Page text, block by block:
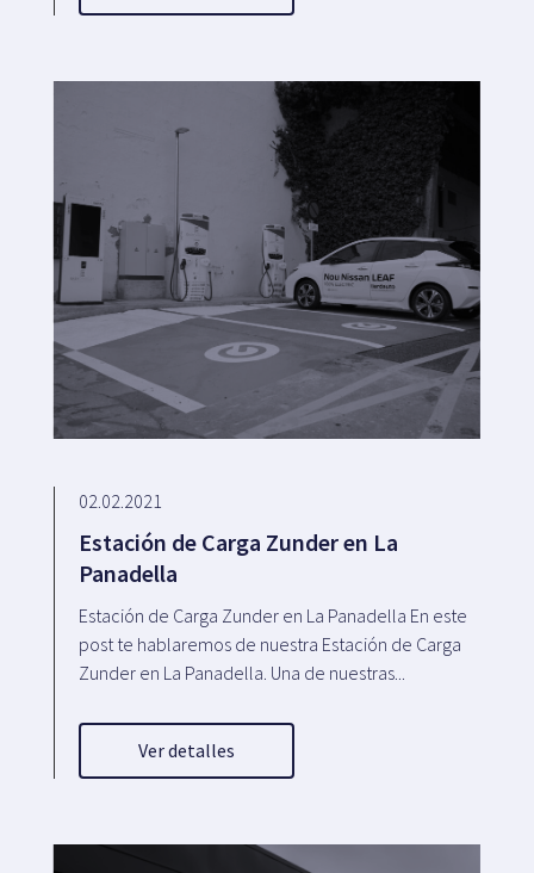
02.02.2021
Estación de Carga Zunder en La
Panadella
Estación de Carga Zunder en La Panadella En este
post te hablaremos de nuestra Estación de Carga
Zunder en La Panadella. Una de nuestras...
Ver detalles